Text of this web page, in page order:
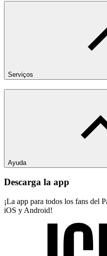
Serviços
Ayuda
Descarga la app
¡La app para todos los fans del
iOS y Android!